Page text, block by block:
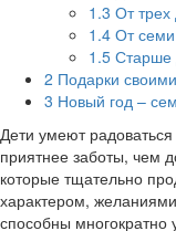
1.3 От
1.4 От
1.5 Старше
2 Подарки
3 Новый год –
Дети умеют
приятнее заботы, чем
которые тщательно
характером,
способны многократно